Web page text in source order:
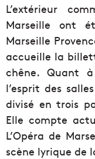
L’extérieur
Marseille ont
Marseille
accueille la
chêne. Quant
l’esprit des
divisé en trois
Elle compte
L’Opéra de
scène lyrique de